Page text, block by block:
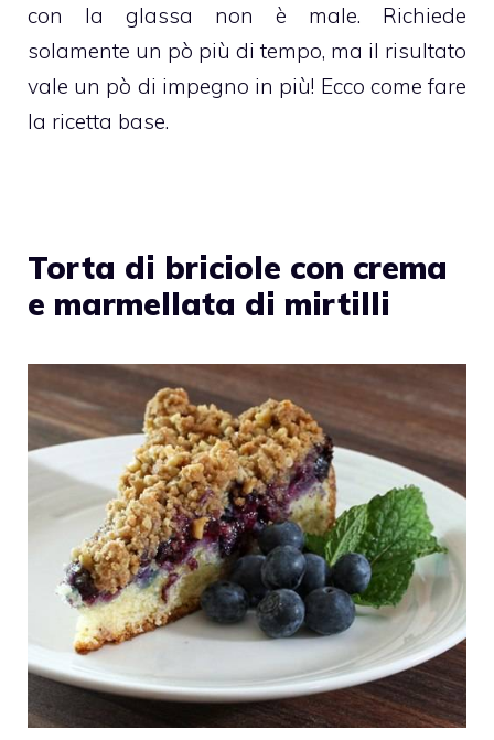
con la glassa non è male. Richiede
solamente un pò più di tempo, ma il risultato
vale un pò di impegno in più! Ecco come fare
la ricetta base.
Torta di briciole con crema
e marmellata di mirtilli